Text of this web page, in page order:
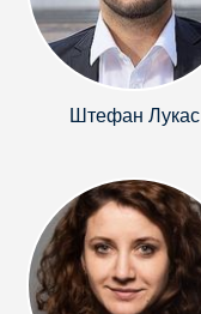
Штефан Лукас